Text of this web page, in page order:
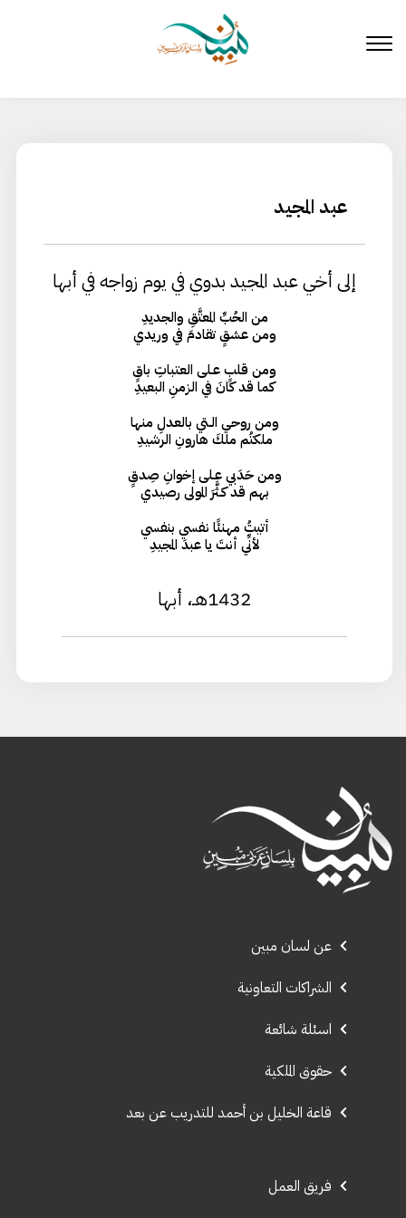
المحتوى
عبد المجيد
إلى أخي عبد المجيد بدوي في يوم زواجه في أبها
من الحُبِّ المعتَّقِ والجديدِ
ومن عشقٍ تقادمَ في وريدي
ومن قلبٍ عـلى العتباتِ باقٍ
كما قد كانَ في الزمنِ البعيدِ
ومن روحي الـتي بالعدلِ منها
ملكتُم ملكَ هارونِ الرشيدِ
ومن حَدَبي عـلى إخوانِ صِدقٍ
بهم قد كـثَّرَ المولى رصيدي
أتيتُ مهنئًا نفسي بنفسي
لأنِّي أنتَ يا عبدَ المجيدِ
1432هـ، أبها
عن لسان مبين
الشراكات التعاونية
اسئلة شائعة
حقوق الملكية
قاعة الخليل بن أحمد للتدريب عن بعد
فريق العمل